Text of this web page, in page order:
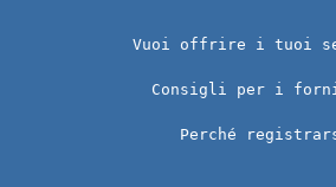
Vuoi offrire i tuoi
Consigli per i
Perché